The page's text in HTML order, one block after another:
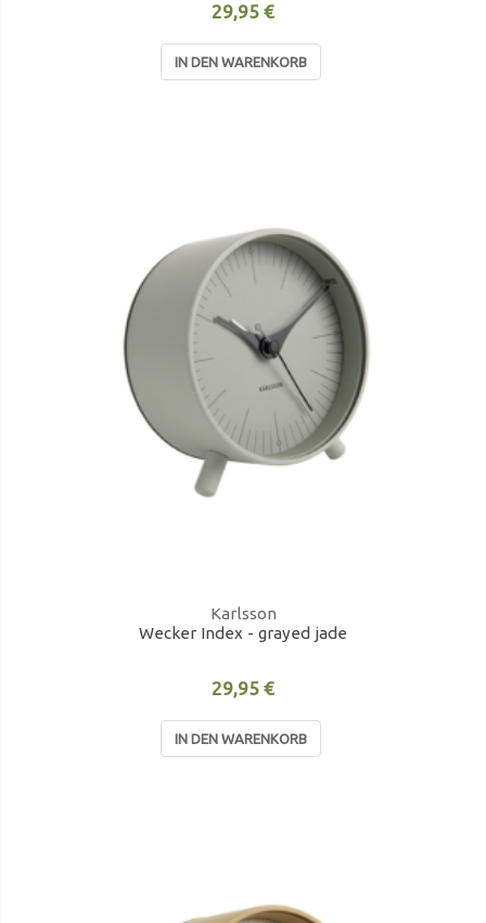
29,95 €
IN DEN WARENKORB
Karlsson
Wecker Index - grayed jade
29,95 €
IN DEN WARENKORB